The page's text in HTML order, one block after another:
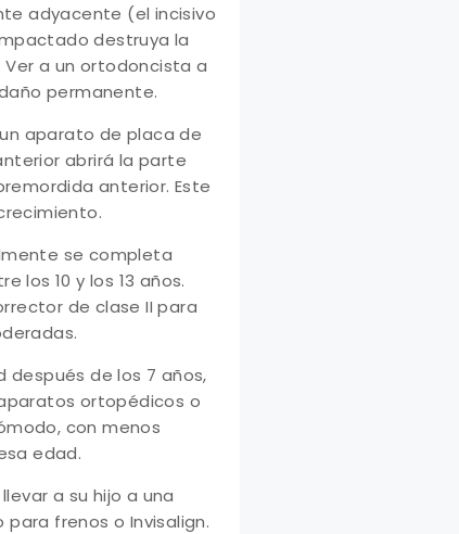
adyacente (el incisivo
destruya la
a un ortodoncista a
permanente.
aparato de placa de
abrirá la parte
anterior. Este
se completa
los 10 y los 13 años.
de clase II para
de los 7 años,
ortopédicos o
con menos
edad.
a su hijo a una
frenos o Invisalign.